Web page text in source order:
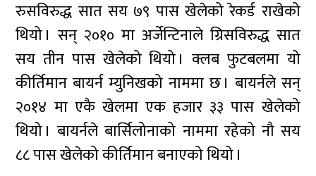
रुसविरुद्ध सात सय ७९ पास खेलेको रेकर्ड राखेको
थियो । सन् २०१० मा अर्जेन्टिनाले ग्रिसविरुद्ध सात
सय तीन पास खेलेको थियो । क्लब फुटबलमा यो
कीर्तिमान बायर्न म्युनिखको नाममा छ । बायर्नले सन्
२०१४ मा एकै खेलमा एक हजार ३३ पास खेलेको
थियो । बायर्नले बार्सिलोनाको नाममा रहेको नौ सय
८८ पास खेलेको कीर्तिमान बनाएको थियो ।